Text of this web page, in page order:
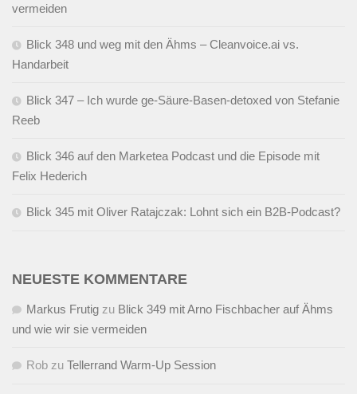
vermeiden
Blick 348 und weg mit den Ähms – Cleanvoice.ai vs.
Handarbeit
Blick 347 – Ich wurde ge-Säure-Basen-detoxed von Stefanie
Reeb
Blick 346 auf den Marketea Podcast und die Episode mit
Felix Hederich
Blick 345 mit Oliver Ratajczak: Lohnt sich ein B2B-Podcast?
NEUESTE KOMMENTARE
Markus Frutig zu Blick 349 mit Arno Fischbacher auf Ähms
und wie wir sie vermeiden
Rob zu Tellerrand Warm-Up Session